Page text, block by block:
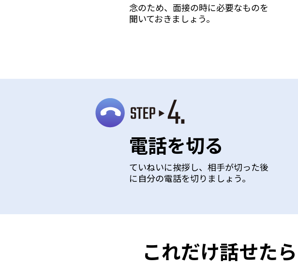
念のため、面接の時に必要なものを
聞いておきましょう。
電話を切る
ていねいに挨拶し、相手が切った後
に自分の電話を切りましょう。
これだけ話せたら